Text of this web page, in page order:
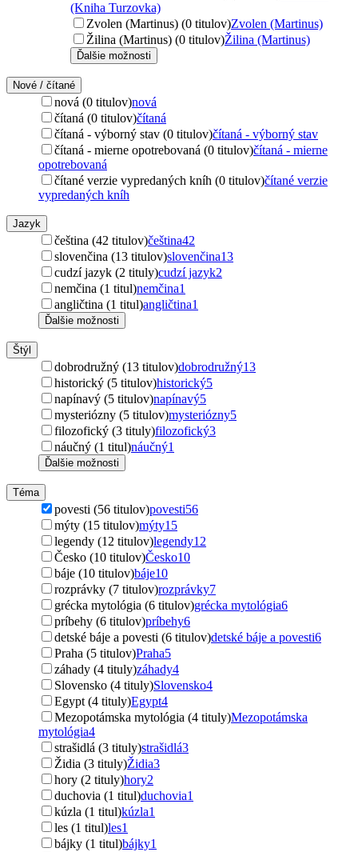
(Kniha Turzovka)
Zvolen (Martinus) (0 titulov)Zvolen (Martinus)
Žilina (Martinus) (0 titulov)Žilina (Martinus)
Ďalšie možnosti
Nové / čítané
nová (0 titulov)nová
čítaná (0 titulov)čítaná
čítaná - výborný stav (0 titulov)čítaná - výborný stav
čítaná - mierne opotrebovaná (0 titulov)čítaná - mierne
opotrebovaná
čítané verzie vypredaných kníh (0 titulov)čítané verzie
vypredaných kníh
Jazyk
čeština (42 titulov)čeština42
slovenčina (13 titulov)slovenčina13
cudzí jazyk (2 tituly)cudzí jazyk2
nemčina (1 titul)nemčina1
angličtina (1 titul)angličtina1
Ďalšie možnosti
Štýl
dobrodružný (13 titulov)dobrodružný13
historický (5 titulov)historický5
napínavý (5 titulov)napínavý5
mysteriózny (5 titulov)mysteriózny5
filozofický (3 tituly)filozofický3
náučný (1 titul)náučný1
Ďalšie možnosti
Téma
povesti (56 titulov)povesti56
mýty (15 titulov)mýty15
legendy (12 titulov)legendy12
Česko (10 titulov)Česko10
báje (10 titulov)báje10
rozprávky (7 titulov)rozprávky7
grécka mytológia (6 titulov)grécka mytológia6
príbehy (6 titulov)príbehy6
detské báje a povesti (6 titulov)detské báje a povesti6
Praha (5 titulov)Praha5
záhady (4 tituly)záhady4
Slovensko (4 tituly)Slovensko4
Egypt (4 tituly)Egypt4
Mezopotámska mytológia (4 tituly)Mezopotámska
mytológia4
strašidlá (3 tituly)strašidlá3
Židia (3 tituly)Židia3
hory (2 tituly)hory2
duchovia (1 titul)duchovia1
kúzla (1 titul)kúzla1
les (1 titul)les1
bájky (1 titul)bájky1